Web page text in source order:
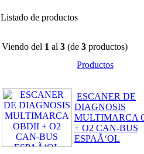
Listado de productos
Viendo del 1 al 3 (de 3 productos)
Productos
ESCANER DE
DIAGNOSIS
MULTIMARCA
+ O2 CAN-BUS
ESPAÃ‘OL